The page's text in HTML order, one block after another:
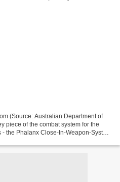
(Source: Australian Department of
piece of the combat system for the
the Phalanx Close-In-Weapon-System